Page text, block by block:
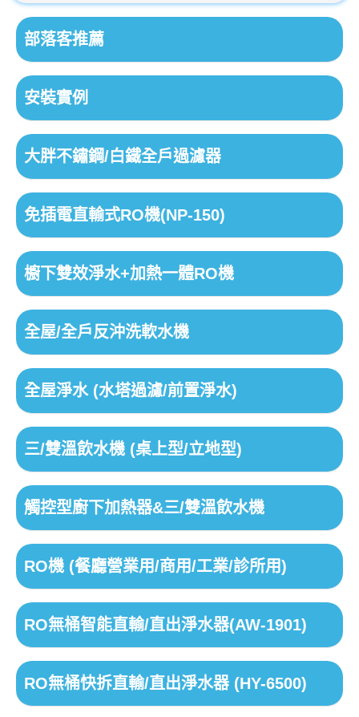
部落客推薦
安裝實例
大胖不鏽鋼/白鐵全戶過濾器
免插電直輸式RO機(NP-150)
櫥下雙效淨水+加熱一體RO機
全屋/全戶反沖洗軟水機
全屋淨水 (水塔過濾/前置淨水)
三/雙溫飲水機 (桌上型/立地型)
觸控型廚下加熱器&三/雙溫飲水機
RO機 (餐廳營業用/商用/工業/診所用)
RO無桶智能直輸/直出淨水器(AW-1901)
RO無桶快拆直輸/直出淨水器 (HY-6500)